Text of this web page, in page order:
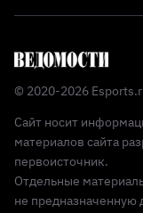
© 2020-2026
Сайт носит
материалов сайта
первоисточник.
Отдельные
не предназначенную